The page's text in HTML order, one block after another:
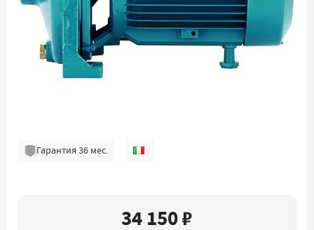
Гарантия 36мес.
34 150 ₽